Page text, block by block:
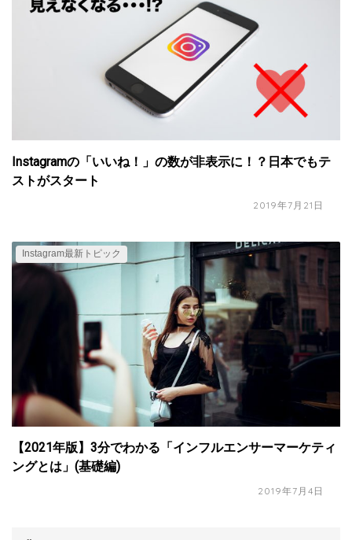
Instagramの「いいね！」の数が非表示に！？日本でもテ
ストがスタート
2019年7月21日
Instagram最新トピック
【2021年版】3分でわかる「インフルエンサーマーケティ
ングとは」(基礎編)
2019年7月4日